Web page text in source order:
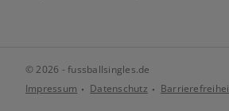
© 2026 - fussballsingles.de
Impressum
Datenschutz